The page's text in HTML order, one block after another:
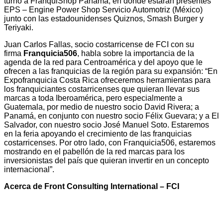
EPS – Engine Power Shop Servicio Automotriz (México)
junto con las estadounidenses Quiznos, Smash Burger y
Teriyaki.
Juan Carlos Fallas, socio costarricense de FCI con su
firma Franquicia506, habla sobre la importancia de la
agenda de la red para Centroamérica y del apoyo que le
ofrecen a las franquicias de la región para su expansión: “En
Expofranquicia Costa Rica ofreceremos herramientas para
los franquiciantes costarricenses que quieran llevar sus
marcas a toda Iberoamérica, pero especialmente a
Guatemala, por medio de nuestro socio David Rivera; a
Panamá, en conjunto con nuestro socio Félix Guevara; y a El
Salvador, con nuestro socio José Manuel Soto. Estaremos
en la feria apoyando el crecimiento de las franquicias
costarricenses. Por otro lado, con Franquicia506, estaremos
mostrando en el pabellón de la red marcas para los
inversionistas del país que quieran invertir en un concepto
internacional”.
Acerca de Front Consulting International – FCI